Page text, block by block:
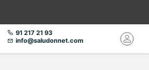
91 217 21 93
info@saludonnet.com